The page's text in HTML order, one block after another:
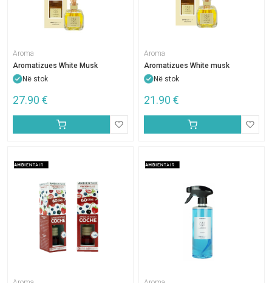
Aroma
Aromatizues White Musk
Në stok
27.90 €
Aroma
Aromatizues White musk
Në stok
21.90 €